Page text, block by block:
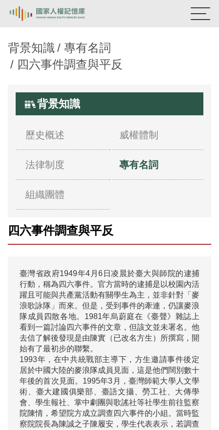
熱門關鍵字：陳孟和 李舜治
主題探索
背景知識
意見信箱
背景知識
專有名詞
四六事件調查與平反
背景知識
歷史概述 威權體制
法律制度 專有名詞
組織團體
四六事件調查與平反
臺灣省政府1949年4月6日凌晨於臺大與師院的逮捕
行動，稱為四六事件。官方當時的逮捕是以校園內活
躍且可能與共產黨活動有關學生為主，並非針對「麥
浪歌詠隊」而來。但是，受到事件的牽連，仍讓麥浪
隊成員四散各地。1981年烏蔚庭在《臺聲》雜誌上
看到一篇討論四六事件的文章，但該文並未署名。他
去信了解後發現是由陳實（已改名方生）所撰寫，開
始有了最初步的聯繫。
1993年，在中共統戰部主導下，方生邀請事件後定
居於中國大陸的麥浪隊成員見面，這是他們闊別數十
年後的首次見面。1995年3月，臺灣師範大學人文學
術、臺大建國俱樂部、臺語文攝、勞工社、大傳學
會、學生報社、掌中劇團與歌謠社等社學生前往監察
院陳情，希望院方成立調查四六事件的小組。當時監
察院院長為陳誠之子陳履安，學生代表表示，若調查